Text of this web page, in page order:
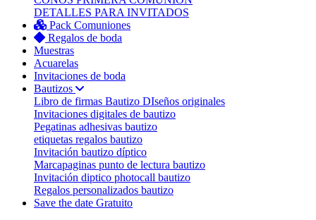
DETALLES PARA INVITADOS
Pack Comuniones
Regalos de boda
Muestras
Acuarelas
Invitaciones de boda
Bautizos
Libro de firmas Bautizo DIseños originales
Invitaciones digitales de bautizo
Pegatinas adhesivas bautizo
etiquetas regalos bautizo
Invitación bautizo díptico
Marcapaginas punto de lectura bautizo
Invitación diptico photocall bautizo
Regalos personalizados bautizo
Save the date Gratuito